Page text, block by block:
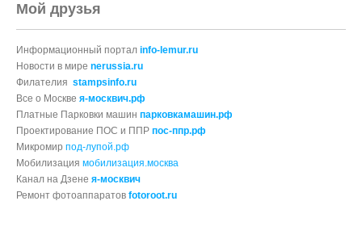
Мой друзья
Информационный портал info-lemur.ru
Новости в мире nerussia.ru
Филателия stampsinfo.ru
Все о Москве я-москвич.рф
Платные Парковки машин парковкамашин.рф
Проектирование ПОС и ППР пос-ппр.рф
Микромир под-лупой.рф
Мобилизация мобилизация.москва
Канал на Дзене я-москвич
Ремонт фотоаппаратов fotoroot.ru